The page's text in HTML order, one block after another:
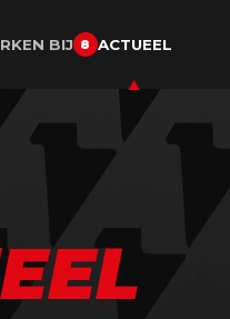
BIJ 8 ACTUEEL